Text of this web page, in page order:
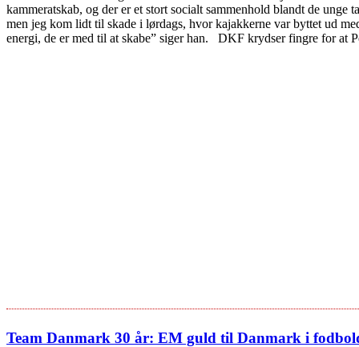
kammeratskab, og der er et stort socialt sammenhold blandt de
men jeg kom lidt til skade i lørdags, hvor kajakkerne var byttet ud
energi, de er med til at skabe” siger han. DKF krydser fingre for at
Team Danmark 30 år: EM guld til Danmark i